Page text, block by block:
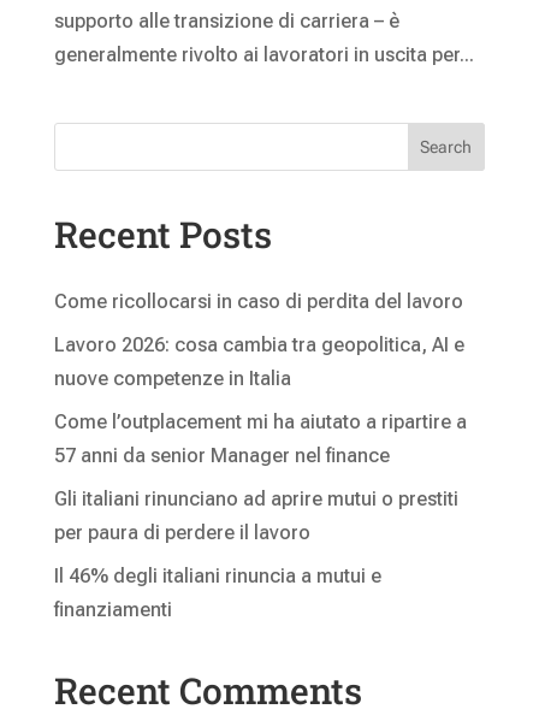
supporto alle transizione di carriera – è
generalmente rivolto ai lavoratori in uscita per...
Search
Recent Posts
Come ricollocarsi in caso di perdita del lavoro
Lavoro 2026: cosa cambia tra geopolitica, AI e
nuove competenze in Italia
Come l’outplacement mi ha aiutato a ripartire a
57 anni da senior Manager nel finance
Gli italiani rinunciano ad aprire mutui o prestiti
per paura di perdere il lavoro
Il 46% degli italiani rinuncia a mutui e
finanziamenti
Recent Comments